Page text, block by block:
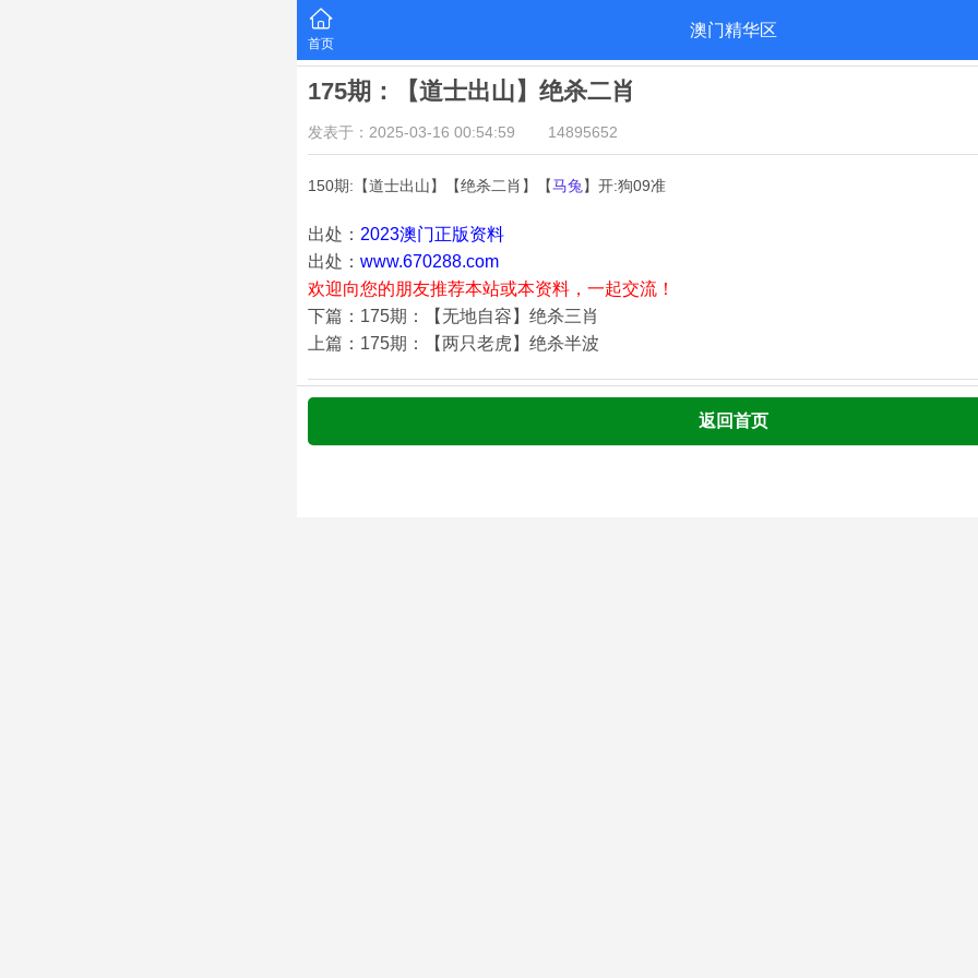
首页
澳门精华区
175期：【道士出山】绝杀二肖
发表于：2025-03-16 00:54:59 14895652
150期:【道士出山】【绝杀二肖】【马兔 】开:狗09准
出处： 2023澳门正版资料
出处： www.670288.com
欢迎向您的朋友推荐本站或本资料，一起交流！
下篇：175期：【无地自容】绝杀三肖
上篇：175期：【两只老虎】绝杀半波
返回首页